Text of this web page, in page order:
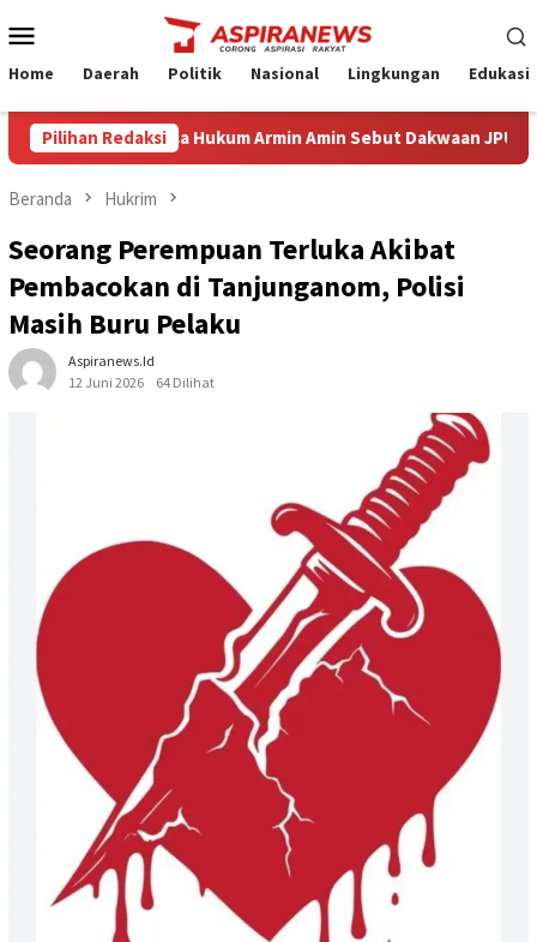
ke
Mobile
Home Daerah Politik Nasional Lingkungan Edukasi
Pilihan Redaksi
Eksepsi Kuasa Hukum Armin Amin Sebut Dakwaan JPU Cacat
Beranda Hukrim
Seorang Perempuan Terluka Akibat
Pembacokan di Tanjunganom, Polisi
Masih Buru Pelaku
Aspiranews.id
12 Juni 2026
64 Dilihat